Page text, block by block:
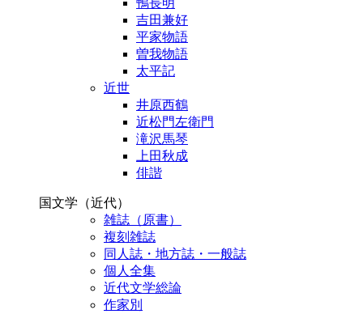
鴨長明
吉田兼好
平家物語
曽我物語
太平記
近世
井原西鶴
近松門左衛門
滝沢馬琴
上田秋成
俳諧
国文学（近代）
雑誌（原書）
複刻雑誌
同人誌・地方誌・一般誌
個人全集
近代文学総論
作家別